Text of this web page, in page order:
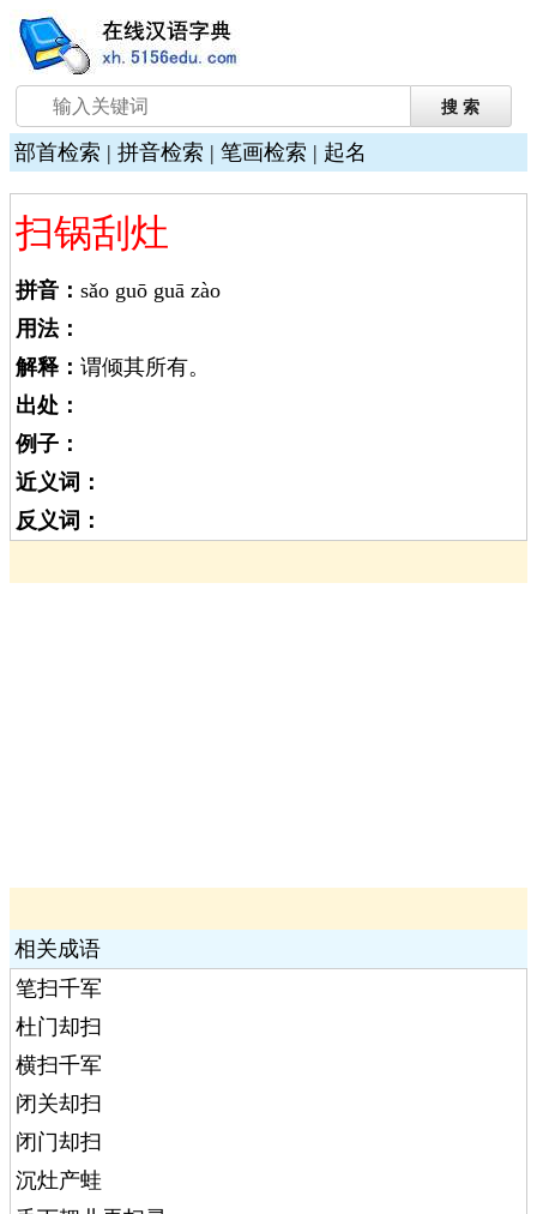
部首检索 | 拼音检索 | 笔画检索 | 起名
扫锅刮灶
拼音： sǎo guō guā zào
用法：
解释： 谓倾其所有。
出处：
例子：
近义词：
反义词：
相关成语
笔扫千军
杜门却扫
横扫千军
闭关却扫
闭门却扫
沉灶产蛙